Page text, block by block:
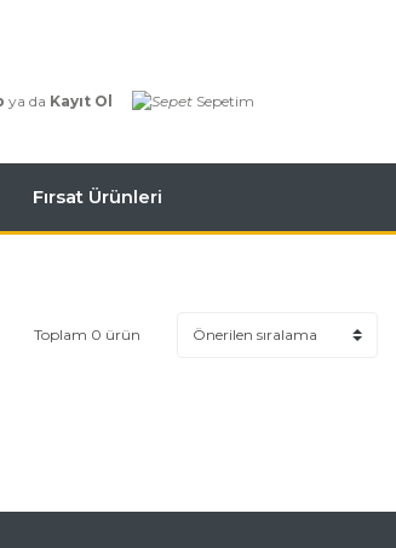
ya da Kayıt Ol Sepetim
Fırsat Ürünleri
Toplam 0 ürün